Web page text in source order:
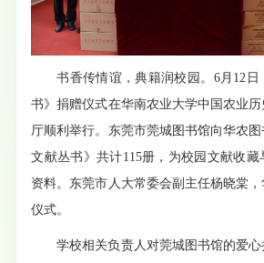
书香传情谊，典籍润校园。6月12
书》捐赠仪式在华南农业大学中国农业
厅顺利举行。 东莞市莞城图书馆向华农
文献丛书》共计115册，为校园文献收
资料。 东莞市人大常委会副主任杨晓棠
仪式。
学校相关负责人对莞城图书馆的爱心